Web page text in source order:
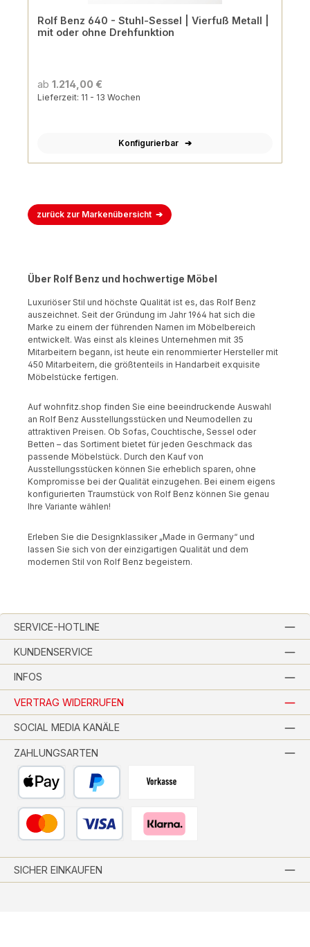
Rolf Benz 640 - Stuhl-Sessel | Vierfuß Metall |
mit oder ohne Drehfunktion
ab 1.214,00 €
Lieferzeit: 11 - 13 Wochen
Konfigurierbar
zurück zur Markenübersicht
Über Rolf Benz und hochwertige Möbel
Luxuriöser Stil und höchste Qualität ist es, das Rolf Benz
auszeichnet. Seit der Gründung im Jahr 1964 hat sich die
Marke zu einem der führenden Namen im Möbelbereich
entwickelt. Was einst als kleines Unternehmen mit 35
Mitarbeitern begann, ist heute ein renommierter Hersteller mit
450 Mitarbeitern, die größtenteils in Handarbeit exquisite
Möbelstücke fertigen.
Auf wohnfitz.shop finden Sie eine beeindruckende Auswahl
an Rolf Benz Ausstellungsstücken und Neumodellen zu
attraktiven Preisen. Ob Sofas, Couchtische, Sessel oder
Betten – das Sortiment bietet für jeden Geschmack das
passende Möbelstück. Durch den Kauf von
Ausstellungsstücken können Sie erheblich sparen, ohne
Kompromisse bei der Qualität einzugehen. Bei einem eigens
konfigurierten Traumstück von Rolf Benz können Sie genau
Ihre Variante wählen!
Erleben Sie die Designklassiker „Made in Germany“ und
lassen Sie sich von der einzigartigen Qualität und dem
modernen Stil von Rolf Benz begeistern.
SERVICE-HOTLINE
KUNDENSERVICE
INFOS
VERTRAG WIDERRUFEN
ZAHLUNGSARTEN
SOCIAL MEDIA KANÄLE
SICHER EINKAUFEN